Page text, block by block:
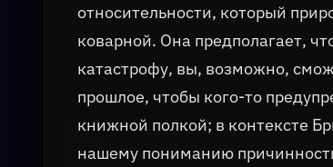
относительности, который
коварной. Она предполагает,
катастрофу, вы, возможно,
прошлое, чтобы кого-то
книжной полкой; в контексте
нашему пониманию